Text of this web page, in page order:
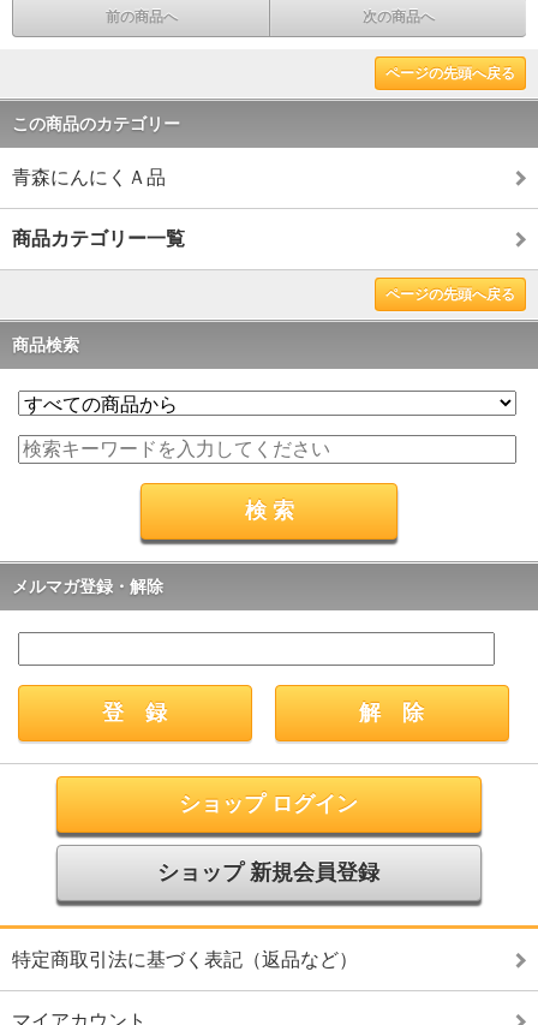
前の商品へ 次の商品へ
ページの先頭へ戻る
この商品のカテゴリー
青森にんにくＡ品
商品カテゴリー一覧
ページの先頭へ戻る
商品検索
メルマガ登録・解除
ショップ ログイン
ショップ 新規会員登録
特定商取引法に基づく表記（返品など）
マイアカウント